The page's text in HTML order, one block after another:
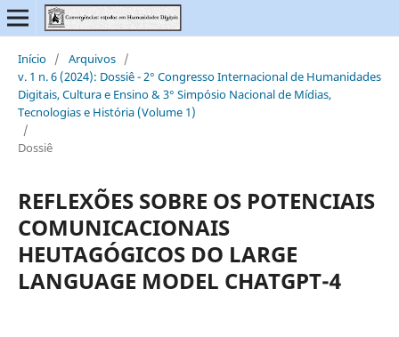
Início / Arquivos /
v. 1 n. 6 (2024): Dossiê - 2° Congresso Internacional de Humanidades
Digitais, Cultura e Ensino & 3° Simpósio Nacional de Mídias,
Tecnologias e História (Volume 1)
/
Dossiê
REFLEXÕES SOBRE OS POTENCIAIS
COMUNICACIONAIS
HEUTAGÓGICOS DO LARGE
LANGUAGE MODEL CHATGPT-4